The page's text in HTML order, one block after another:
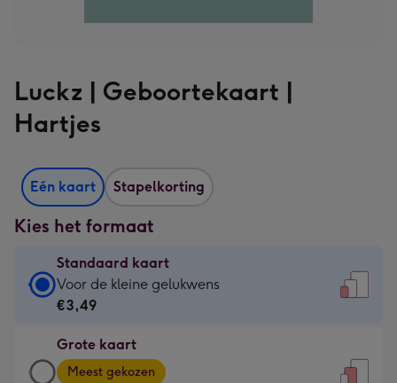
Luckz | Geboortekaart |
Hartjes
Eén kaart Stapelkorting
Kies het formaat
Standaard kaart
Standaard
kaart
€3,49
-
Voor de kleine gelukwens
€3,49
Grote kaart
Grote
Meest gekozen